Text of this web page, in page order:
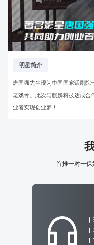
明星简介
唐国强先生现为中国国家话剧院
老戏骨。此次与麒麟科技达成合
业者实现创业梦！
首推一对一